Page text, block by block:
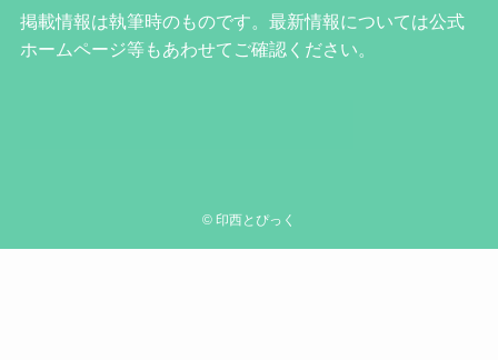
掲載情報は執筆時のものです。最新情報については公式
ホームページ等もあわせてご確認ください。
© 印西とぴっく